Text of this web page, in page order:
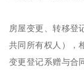
房屋变更、转移登
共同所有权人），
变更登记系赠与合